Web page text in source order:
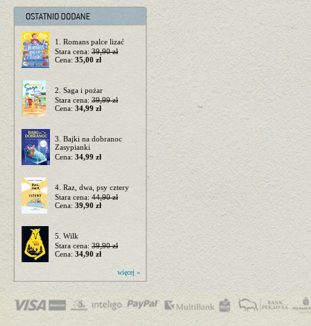
1. Romans palce lizać
Stara cena: 39,90 zł
Cena: 35,00 zł
2. Saga i pożar
Stara cena: 39,99 zł
Cena: 34,99 zł
3. Bajki na dobranoc
Zasypianki
Cena: 34,99 zł
4. Raz, dwa, psy cztery
Stara cena: 44,90 zł
Cena: 39,90 zł
5. Wilk
Stara cena: 39,90 zł
Cena: 34,90 zł
więcej »